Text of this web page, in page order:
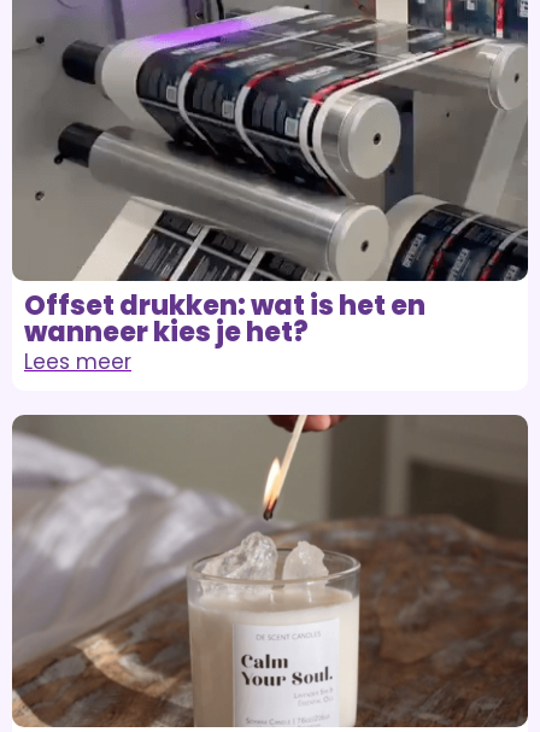
Offset drukken: wat is het en
wanneer kies je het?
Lees meer